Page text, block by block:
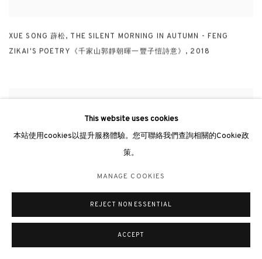
XUE SONG 薜松, THE SILENT MORNING IN AUTUMN - FENG
ZIKAI'S POETRY《千家山郭靜朝暉一豐子愷詩意》 , 2018
This website uses cookies
本站使用cookies以提升服務體驗。您可聯絡我們查詢相關的Cookie政
策。
MANAGE COOKIES
REJECT NON ESSENTIAL
ACCEPT